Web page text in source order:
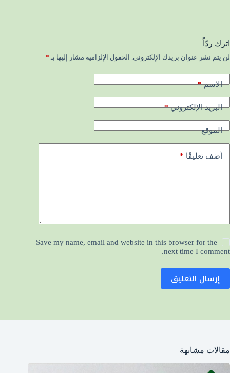
اترك ردّاً
لن يتم نشر عنوان بريدك الإلكتروني. الحقول الإلزامية مشار إليها بـ *
الاسم*
البريد الإلكتروني*
الموقع
أضف تعليقًا *
Save my name, email and website in this browser for the
next time I comment.
إرسال التعليق
مقالات مشابهة